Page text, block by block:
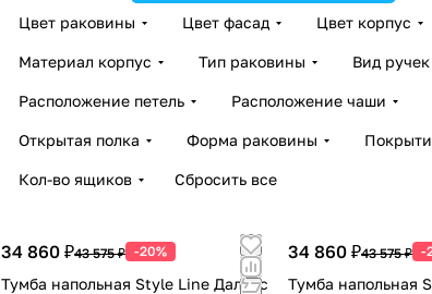
Цвет раковины Цвет фасад Цвет корпус
Материал корпус Тип раковины Вид ручек
Расположение петель Расположение чаши
Открытая полка Форма раковины
Кол-во ящиков Сбросить все
34 860 ₽43 575 ₽ -20%
Тумба напольная Style Line Даллас
34 860 ₽43 575 ₽ -
Тумба напольная